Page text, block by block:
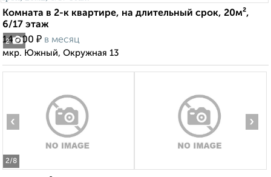
2
Комната в 2-к квартире, на длительный срок, 20м²,
6/17 этаж
14 000 ₽ в месяц
мкр. Южный, Окружная 13
2/8
‹ ›